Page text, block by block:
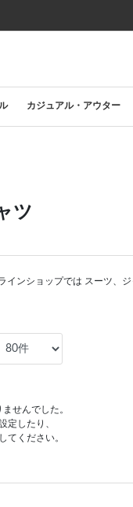
カジュアル・アウター
ツ
ンショップでは スーツ、
せんでした。
定したり、
てください。